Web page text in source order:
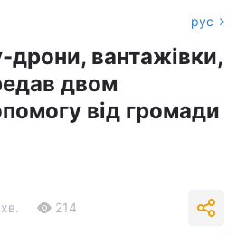
рус
дрони, вантажівки,
двом
від громади
214